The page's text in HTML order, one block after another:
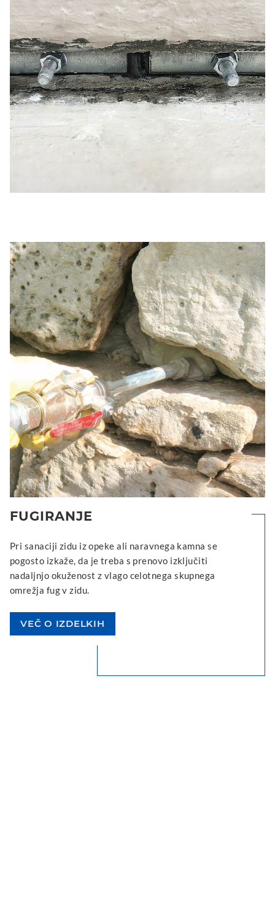
FUGIRANJE
Pri sanaciji zidu iz opeke ali naravnega kamna se
pogosto izkaže, da je treba s prenovo izključiti
nadaljnjo okuženost z vlago celotnega skupnega
omrežja fug v zidu.
VEČ O IZDELKIH